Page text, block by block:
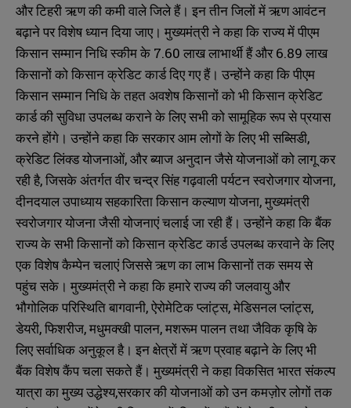
N
a
m
e
*
E
m
a
N
a
m
e
*
E
m
a
और टिहरी ऋण की कमी वाले जिले हैं। इन तीन जिलों में ऋण आवंटन
बढ़ाने पर विशेष ध्यान दिया जाए। मुख्यमंत्री ने कहा कि राज्य में पीएम
किसान सम्मान निधि स्कीम के 7.60 लाख लाभार्थी हैं और 6.89 लाख
किसानों को किसान क्रेडिट कार्ड दिए गए हैं। उन्होंने कहा कि पीएम
किसान सम्मान निधि के तहत अवशेष किसानों को भी किसान क्रेडिट
कार्ड की सुविधा उपलब्ध कराने के लिए सभी को सामूहिक रूप से प्रयास
करने होंगे। उन्होंने कहा कि सरकार आम लोगों के लिए भी सब्सिडी,
क्रेडिट लिंक्ड योजनाओं, और ब्याज अनुदान जैसे योजनाओं को लागू कर
रही है, जिसके अंतर्गत वीर चन्द्र सिंह गढ़वाली पर्यटन स्वरोजगार योजना,
दीनदयाल उपाध्याय सहकारिता किसान कल्याण योजना, मुख्यमंत्री
स्वरोजगार योजना जैसी योजनाएं चलाई जा रही हैं। उन्होंने कहा कि बैंक
राज्य के सभी किसानों को किसान क्रेडिट कार्ड उपलब्ध करवाने के लिए
एक विशेष कैम्पेन चलाएं जिससे ऋण का लाभ किसानों तक समय से
पहुंच सके। मुख्यमंत्री ने कहा कि हमारे राज्य की जलवायु और
भौगोलिक परिस्थिति बागवानी, ऐरोमेटिक प्लांट्स, मेडिसनल प्लांट्स,
डेयरी, फिशरीज, मधुमक्खी पालन, मशरूम पालन तथा जैविक कृषि के
लिए सर्वाधिक अनुकूल है। इन क्षेत्रों में ऋण प्रवाह बढ़ाने के लिए भी
बैंक विशेष कैंप चला सकते हैं। मुख्यमंत्री ने कहा विकसित भारत संकल्प
यात्रा का मुख्य उद्धेश्य,सरकार की योजनाओं को उन कमज़ोर लोगों तक